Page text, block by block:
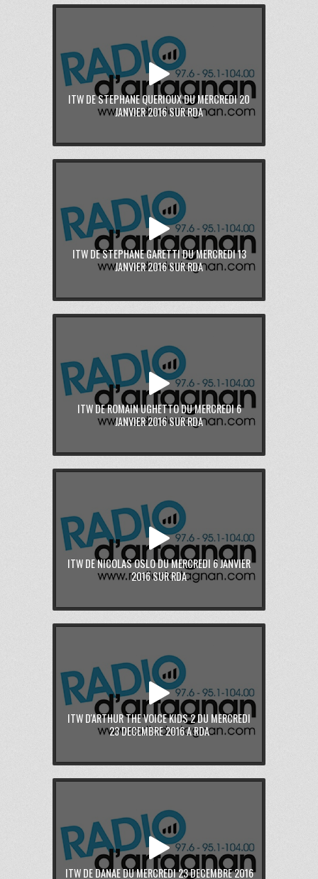
ITW DE STEPHANE QUERIOUX DU MERCREDI 20
JANVIER 2016 SUR RDA
ITW DE STEPHANE GARETTI DU MERCREDI 13
JANVIER 2016 SUR RDA
ITW DE ROMAIN UGHETTO DU MERCREDI 6
JANVIER 2016 SUR RDA
ITW DE NICOLAS OSLO DU MERCREDI 6 JANVIER
2016 SUR RDA
ITW D'ARTHUR THE VOICE KIDS 2 DU MERCREDI
23 DECEMBRE 2016 A RDA
ITW DE DANAE DU MERCREDI 23 DECEMBRE 2016